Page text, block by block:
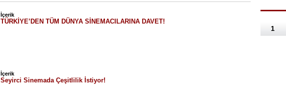
İçerik
TÜRKİYE’DEN TÜM DÜNYA SİNEMACILARINA DAVET!
İçerik
Seyirci Sinemada Çeşitlilik İstiyor!
1